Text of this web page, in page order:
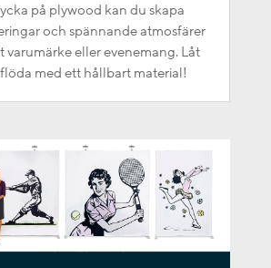
på plywood kan du skapa
och spännande atmosfärer
varumärke eller evenemang. Låt
med ett hållbart material!